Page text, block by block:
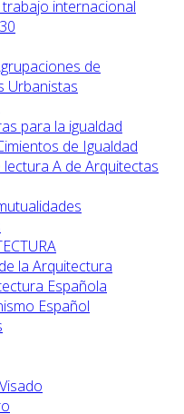
internacional
de
Urbanistas
para la igualdad
de Igualdad
lectura A de Arquitectas
la Arquitectura
Española
Español